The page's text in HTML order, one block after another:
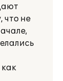
что не